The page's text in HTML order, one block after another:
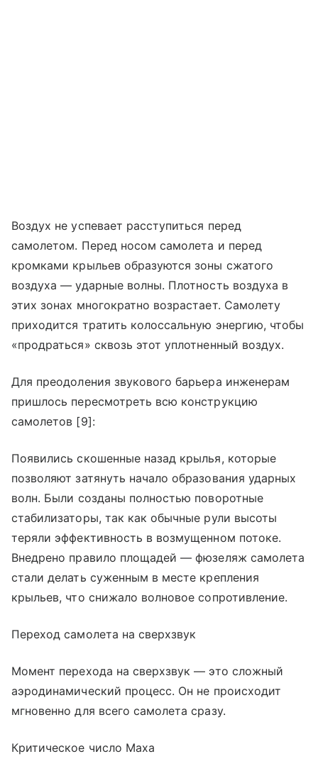
Воздух не успевает расступиться перед
самолетом. Перед носом самолета и перед
кромками крыльев образуются зоны сжатого
воздуха — ударные волны. Плотность воздуха в
этих зонах многократно возрастает. Самолету
приходится тратить колоссальную энергию, чтобы
«продраться» сквозь этот уплотненный воздух.
Для преодоления звукового барьера инженерам
пришлось пересмотреть всю конструкцию
самолетов [9]:
Появились скошенные назад крылья, которые
позволяют затянуть начало образования ударных
волн. Были созданы полностью поворотные
стабилизаторы, так как обычные рули высоты
теряли эффективность в возмущенном потоке.
Внедрено правило площадей — фюзеляж самолета
стали делать суженным в месте крепления
крыльев, что снижало волновое сопротивление.
Переход самолета на сверхзвук
Момент перехода на сверхзвук — это сложный
аэродинамический процесс. Он не происходит
мгновенно для всего самолета сразу.
Критическое число Маха